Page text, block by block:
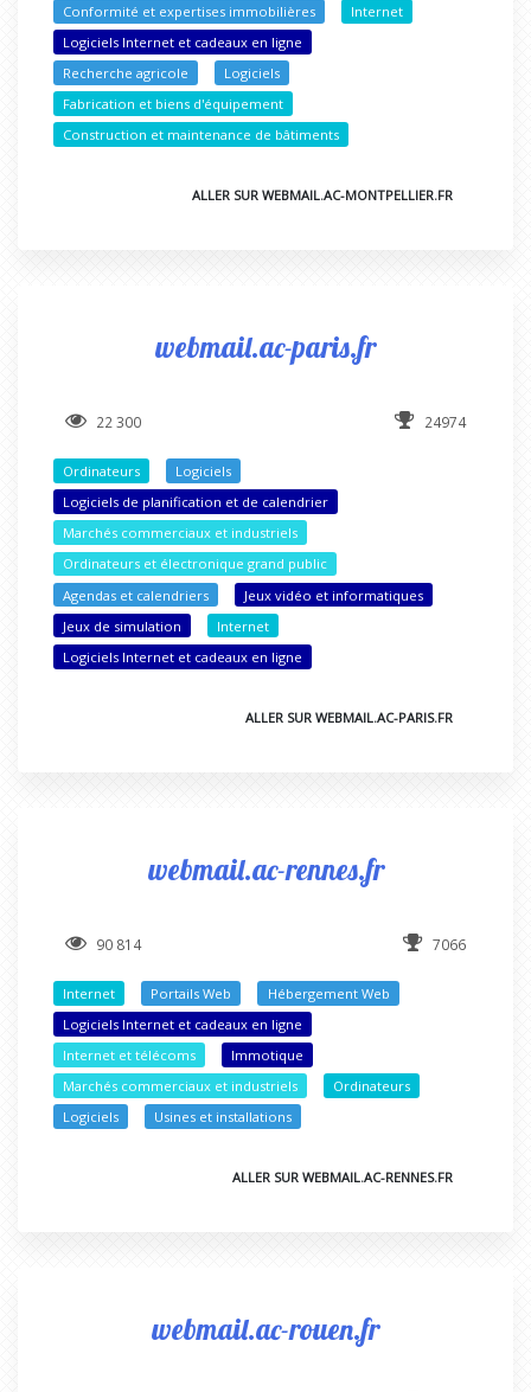
Conformité et expertises immobilières
Internet
Logiciels Internet et cadeaux en ligne
Recherche agricole
Logiciels
Fabrication et biens d'équipement
Construction et maintenance de bâtiments
ALLER SUR WEBMAIL.AC-MONTPELLIER.FR
webmail.ac-paris.fr
22 300 24974
Ordinateurs
Logiciels
Logiciels de planification et de calendrier
Marchés commerciaux et industriels
Ordinateurs et électronique grand public
Agendas et calendriers
Jeux vidéo et informatiques
Jeux de simulation
Internet
Logiciels Internet et cadeaux en ligne
ALLER SUR WEBMAIL.AC-PARIS.FR
webmail.ac-rennes.fr
90 814 7066
Internet Portails Web
Hébergement Web
Logiciels Internet et cadeaux en ligne
Internet et télécoms
Immotique
Marchés commerciaux et industriels
Ordinateurs
Logiciels
Usines et installations
ALLER SUR WEBMAIL.AC-RENNES.FR
webmail.ac-rouen.fr